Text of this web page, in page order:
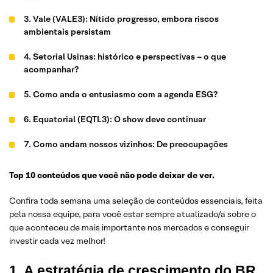
3. Vale (VALE3): Nítido progresso, embora riscos
ambientais persistam
4. Setorial Usinas: histórico e perspectivas – o que
acompanhar?
5. Como anda o entusiasmo com a agenda ESG?
6. Equatorial (EQTL3): O show deve continuar
7. Como andam nossos vizinhos: De preocupações
8. De Olho nos Leilões do Tesouro | Outubro 2024
9. Netflix: Pioneira do streaming divulga resultados do 3T24
10. Kamala Harris segue liderando pesquisas
Top 10 conteúdos que você não pode deixar de ver.
Confira toda semana uma seleção de conteúdos essenciais, feita
pela nossa equipe, para você estar sempre atualizado/a sobre o
que aconteceu de mais importante nos mercados e conseguir
investir cada vez melhor!